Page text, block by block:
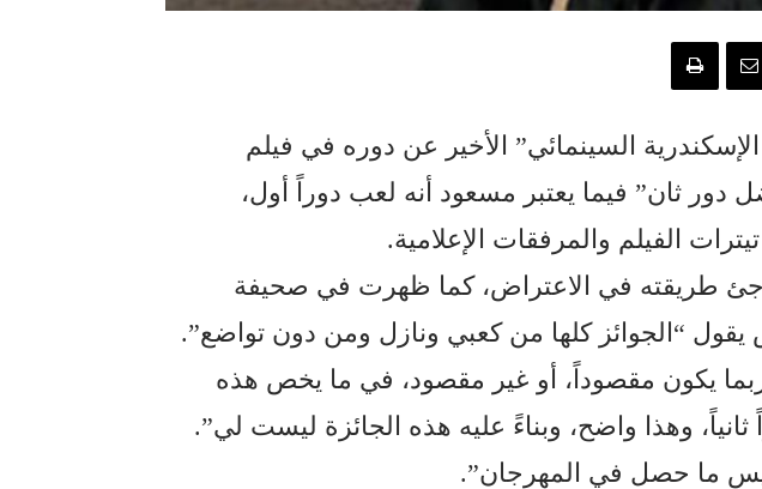
السينمائي” الأخير عن دوره في فيلم
دور ثان” فيما يعتبر مسعود أنه لعب دوراً أول،
الفيلم والمرفقات الإعلامية.
طريقته في الاعتراض، كما ظهرت في صحيفة
“الجوائز كلها من كعبي ونازل ومن دون تواضع”.
يكون مقصوداً، أو غير مقصود، في ما يخص هذه
وهذا واضح، وبناءً عليه هذه الجائزة ليست لي”.
ما حصل في المهرجان”.